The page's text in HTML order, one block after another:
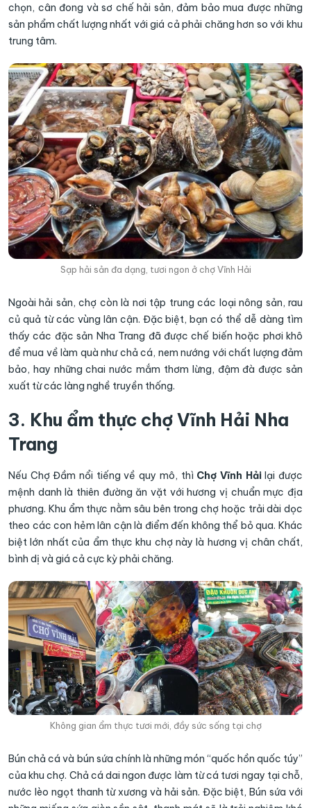
chọn, cân đong và sơ chế hải sản, đảm bảo mua được những
sản phẩm chất lượng nhất với giá cả phải chăng hơn so với khu
trung tâm.
Sạp hải sản đa dạng, tươi ngon ở chợ Vĩnh Hải
Ngoài hải sản, chợ còn là nơi tập trung các loại nông sản, rau
củ quả từ các vùng lân cận. Đặc biệt, bạn có thể dễ dàng tìm
thấy các đặc sản Nha Trang đã được chế biến hoặc phơi khô
để mua về làm quà như chả cá, nem nướng với chất lượng đảm
bảo, hay những chai nước mắm thơm lừng, đậm đà được sản
xuất từ các làng nghề truyền thống.
3. Khu ẩm thực chợ Vĩnh Hải Nha
Trang
Nếu Chợ Đầm nổi tiếng về quy mô, thì Chợ Vĩnh Hảilại được
mệnh danh là thiên đường ăn vặt với hương vị chuẩn mực địa
phương. Khu ẩm thực nằm sâu bên trong chợ hoặc trải dài dọc
theo các con hẻm lân cận là điểm đến không thể bỏ qua. Khác
biệt lớn nhất của ẩm thực khu chợ này là hương vị chân chất,
bình dị và giá cả cực kỳ phải chăng.
Không gian ẩm thực tươi mới, đầy sức sống tại chợ
Bún chả cá và bún sứa chính là những món “quốc hồn quốc túy”
của khu chợ. Chả cá dai ngon được làm từ cá tươi ngay tại chỗ,
nước lèo ngọt thanh từ xương và hải sản. Đặc biệt, Bún sứa với